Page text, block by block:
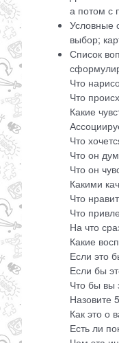
а потом с
Условные
выбор;
Список
Что
Что
Какие
Что
Что он
Что он
Какими
Что
Что
На что
Какие
Если это
Если бы
Что бы вы
Назовите
Как это о
Есть ли